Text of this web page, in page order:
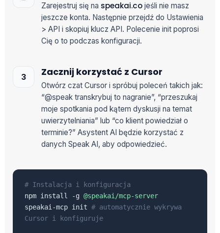
Zarejestruj się na speakai.co jeśli nie masz
jeszcze konta. Następnie przejdź do Ustawienia
> API i skopiuj klucz API. Polecenie init poprosi
Cię o to podczas konfiguracji.
Zacznij korzystać z Cursor
Otwórz czat Cursor i spróbuj poleceń takich jak:
“@speak transkrybuj to nagranie”, “przeszukaj
moje spotkania pod kątem dyskusji na temat
uwierzytelniania” lub “co klient powiedział o
terminie?” Asystent AI będzie korzystać z
danych Speak AI, aby odpowiedzieć.
# Instalacja i konfiguracja
npm install -g @speakai/mcp-server
speakai-mcp init # automatycznie wykrywa
Cursor i konfiguruje